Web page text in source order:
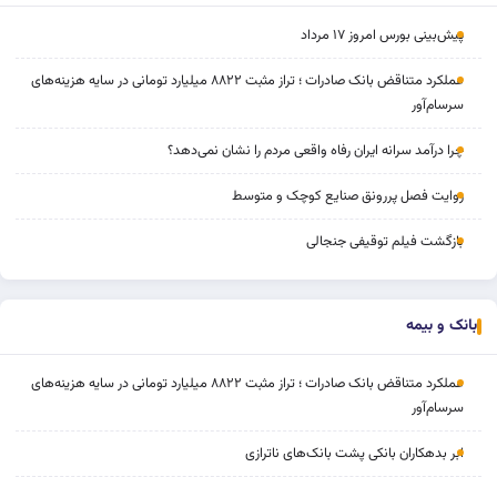
پیش‌بینی بورس امروز ۱۷ مرداد
عملکرد متناقض بانک صادرات ؛ تراز مثبت ۸۸۲۲ میلیارد تومانی در سایه هزینه‌های
سرسام‌آور
چرا درآمد سرانه ایران رفاه واقعی مردم را نشان نمی‌دهد؟
روایت فصل پررونق صنایع کوچک و متوسط
بازگشت فیلم توقیفی جنجالی
بانک و بیمه
عملکرد متناقض بانک صادرات ؛ تراز مثبت ۸۸۲۲ میلیارد تومانی در سایه هزینه‌های
سرسام‌آور
ابر بدهکاران بانکی پشت بانک‌های ناترازی